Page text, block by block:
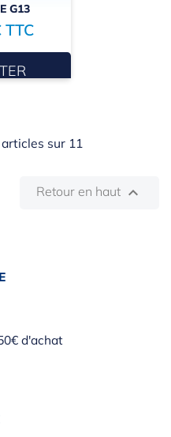
G13
sur 11
Retour en haut 
d'achat